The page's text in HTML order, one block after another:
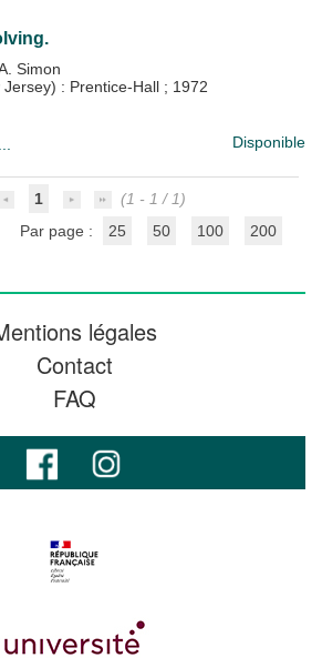
Simon
: Prentice-Hall ; 1972
Disponible
1
(1 - 1 / 1)
Par page :
25 50 100 200
légales
Contact
FAQ